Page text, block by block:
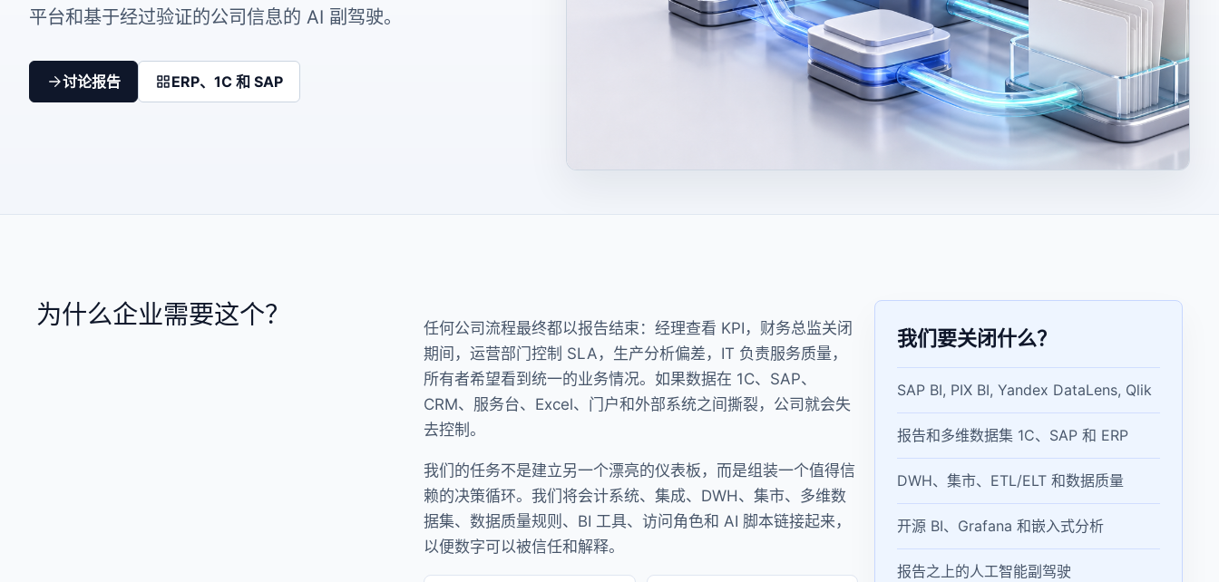
平台和基于经过验证的公司信息的 AI 副驾驶。
讨论报告 ERP、1C 和 SAP
为什么企业需要这个？
任何公司流程最终都以报告结束：经理查看 KPI，财务总监关闭
期间，运营部门控制 SLA，生产分析偏差，IT 负责服务质量，
所有者希望看到统一的业务情况。如果数据在 1C、SAP、
CRM、服务台、Excel、门户和外部系统之间撕裂，公司就会失
去控制。
我们的任务不是建立另一个漂亮的仪表板，而是组装一个值得信
赖的决策循环。我们将会计系统、集成、DWH、集市、多维数
据集、数据质量规则、BI 工具、访问角色和 AI 脚本链接起来，
以便数字可以被信任和解释。
我们要关闭什么？
SAP BI, PIX BI, Yandex DataLens, Qlik
报告和多维数据集 1C、SAP 和 ERP
DWH、集市、ETL/ELT 和数据质量
开源 BI、Grafana 和嵌入式分析
报告之上的人工智能副驾驶